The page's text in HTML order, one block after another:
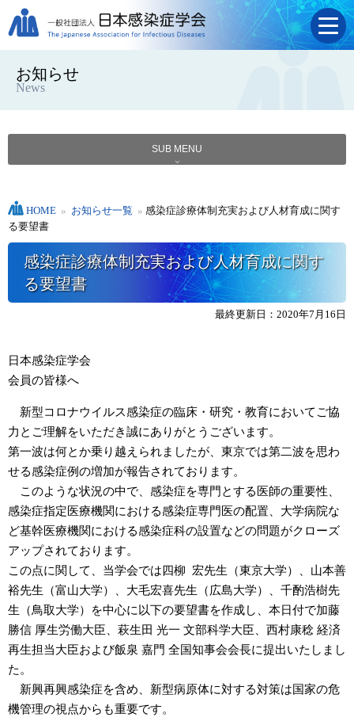
お知らせ
News
SUB MENU
HOME » お知らせ一覧 » 感染症診療体制充実および人材育成に関す
る要望書
感染症診療体制充実および人材育成に関す
る要望書
最終更新日：2020年7月16日
日本感染症学会
会員の皆様へ
新型コロナウイルス感染症の臨床・研究・教育においてご協
力とご理解をいただき誠にありがとうございます。
第一波は何とか乗り越えられましたが、東京では第二波を思わ
せる感染症例の増加が報告されております。
このような状況の中で、感染症を専門とする医師の重要性、
感染症指定医療機関における感染症専門医の配置、大学病院な
ど基幹医療機関における感染症科の設置などの問題がクローズ
アップされております。
この点に関して、当学会では四柳 宏先生（東京大学）、山本善
裕先生（富山大学）、大毛宏喜先生（広島大学）、千酌浩樹先
生（鳥取大学）を中心に以下の要望書を作成し、本日付で加藤
勝信 厚生労働大臣、萩生田 光一 文部科学大臣、西村康稔 経済
再生担当大臣および飯泉 嘉門 全国知事会会長に提出いたしまし
た。
新興再興感染症を含め、新型病原体に対する対策は国家の危
機管理の視点からも重要です。